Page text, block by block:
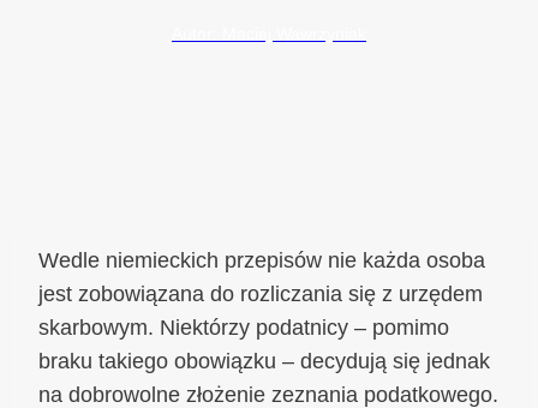
Wedle niemieckich przepisów nie każda osoba
jest zobowiązana do rozliczania się z urzędem
skarbowym. Niektórzy podatnicy – pomimo
braku takiego obowiązku – decydują się jednak
na dobrowolne złożenie zeznania podatkowego.